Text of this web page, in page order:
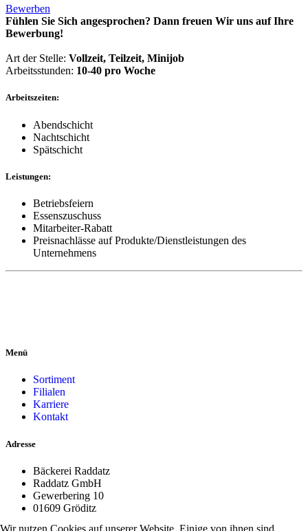
Bewerben
Fühlen Sie Sich angesprochen? Dann freuen Wir uns auf Ihre
Bewerbung!
Art der Stelle: Vollzeit, Teilzeit, Minijob
Arbeitsstunden: 10-40 pro Woche
Arbeitszeiten:
Abendschicht
Nachtschicht
Spätschicht
Leistungen:
Betriebsfeiern
Essenszuschuss
Mitarbeiter-Rabatt
Preisnachlässe auf Produkte/Dienstleistungen des
Unternehmens
Menü
Sortiment
Filialen
Karriere
Kontakt
Adresse
Bäckerei Raddatz
Raddatz GmbH
Gewerbering 10
01609 Gröditz
Wir nutzen Cookies auf unserer Website. Einige von ihnen sind